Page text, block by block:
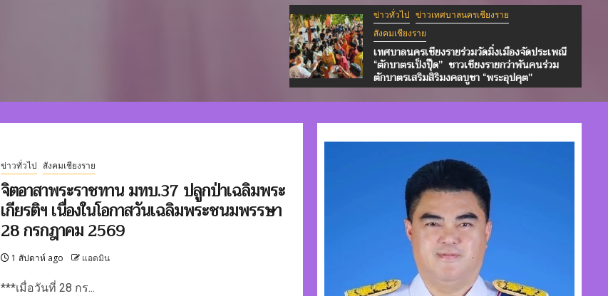
ข่าวทั่วไป ข่าวเทศบาลนครเชียงราย
สังคมเชียงราย
เทศบาลนครเชียงรายร่วมวัดมิ่งเมืองจัดประเพณี
“ตักบาตรเป็งปุ๊ด” ชาวเชียงรายกว่าพันคนร่วม
ตักบาตรเสริมสิริมงคลบูชา “พระอุปคุต”
ข่าวทั่วไป สังคมเชียงราย
จิตอาสาพระราชทาน มทบ.37 ปลูกป่าเฉลิมพระ
เกียรติฯ เนื่องในโอกาสวันเฉลิมพระชนมพรรษา
28 กรกฎาคม 2569
1 สัปดาห์ ago แอดมิน
***เมื่อวันที่ 28 กร...